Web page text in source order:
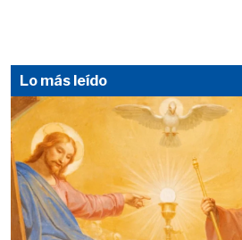
Lo más leído